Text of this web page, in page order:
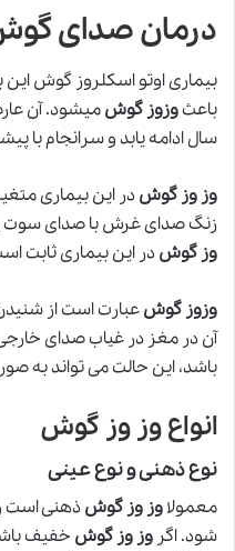
درمان صدای
بیماری اوتو اسکلروز گوش این
باعثوزوز گوشمیشود. آن
سال ادامه یابد و سرانجام با
وز وز گوشدر این بیماری
زنگ صدای غرش با صدای سوت
وز گوشدر این بیماری ثابت
وزوز گوشعبارت است از
آن در مغز در غياب صدای
باشد، این حالت می تواند به
انواع وز وز گوش
نوع ذهنی و نوع عینی
معمولاوز وز گوشذهنی است
شود. اگر وز وز گوش خفیف